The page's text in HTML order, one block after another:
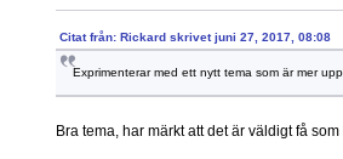
Citat från: Rickard skrivet juni 27, 2017, 08:08
Exprimenterar med ett nytt tema som är mer
Bra tema, har märkt att det är väldigt få